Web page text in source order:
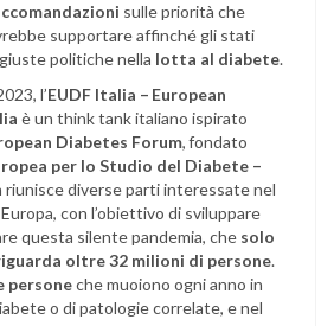
sulle priorità che
supportare affinché gli stati
politiche nella lotta al diabete.
l’EUDF Italia – European
è un think tank italiano ispirato
Diabetes Forum, fondato
per lo Studio del Diabete –
riunisce diverse parti interessate nel
con l’obiettivo di sviluppare
questa silente pandemia, che solo
oltre 32 milioni di persone.
personeche muoiono ogni anno in
o di patologie correlate, e nel